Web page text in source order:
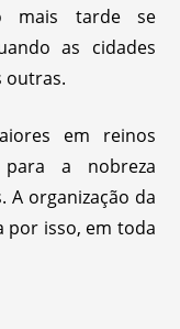
mais tarde se
as cidades
outras.
em reinos
a nobreza
A organização da
por isso, em toda